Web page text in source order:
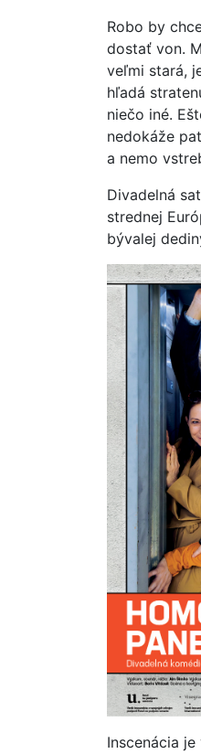
Robo by
dostať von.
veľmi stará,
hľadá
niečo iné.
nedokáže
a nemo
Divadelná
strednej
bývalej
Inscenácia